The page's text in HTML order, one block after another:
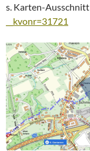
s. Karten-Ausschnitt
__kvonr=31721